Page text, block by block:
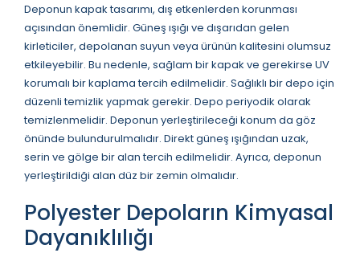
Deponun kapak tasarımı, dış etkenlerden korunması
açısından önemlidir. Güneş ışığı ve dışarıdan gelen
kirleticiler, depolanan suyun veya ürünün kalitesini olumsuz
etkileyebilir. Bu nedenle, sağlam bir kapak ve gerekirse UV
korumalı bir kaplama tercih edilmelidir. Sağlıklı bir depo için
düzenli temizlik yapmak gerekir. Depo periyodik olarak
temizlenmelidir. Deponun yerleştirileceği konum da göz
önünde bulundurulmalıdır. Direkt güneş ışığından uzak,
serin ve gölge bir alan tercih edilmelidir. Ayrıca, deponun
yerleştirildiği alan düz bir zemin olmalıdır.
Polyester Depoların Kimyasal
Dayanıklılığı